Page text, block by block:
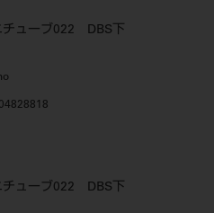
ューブ022 DBS下
ューブ022 DBS下